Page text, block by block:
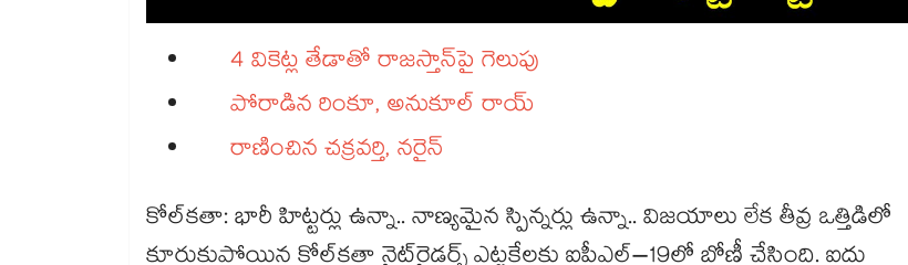
4 వికెట్ల తేడాతో రాజస్తాన్‌‌‌‌‌‌‌‌‌‌‌‌‌‌‌‌‌‌‌‌‌‌‌‌‌‌‌‌‌‌‌‌‌‌‌‌‌‌‌‌‌‌‌‌‌‌‌‌‌‌‌‌‌‌‌‌‌‌‌‌‌‌‌‌‌‌‌‌‌‌‌‌‌‌‌‌‌‌‌‌‌‌‌‌‌‌‌‌‌‌‌‌‌‌‌‌‌‌‌‌‌‌‌‌‌‌‌‌‌‌‌‌‌‌‌‌‌‌‌‌‌‌‌‌‌‌‌‌పై గెలుపు
పోరాడిన రింకూ, అనుకూల్‌‌‌‌‌‌‌‌‌‌‌‌‌‌‌‌‌‌‌‌‌‌‌‌‌‌‌‌‌‌‌‌‌‌‌‌‌‌‌‌‌‌‌‌‌‌‌‌‌‌‌‌‌‌‌‌‌‌‌‌‌‌‌‌‌‌‌‌‌‌‌‌‌‌‌‌‌‌‌‌‌‌‌‌‌‌‌‌‌‌‌‌‌‌‌‌‌‌‌‌‌‌‌‌‌‌‌‌‌‌‌‌‌‌‌‌‌‌‌‌‌‌‌‌‌‌‌‌ రాయ్‌‌‌‌‌‌‌‌‌‌‌‌‌‌‌‌‌‌‌‌‌‌‌‌‌‌‌‌‌‌‌‌‌‌‌‌‌‌‌‌‌‌‌‌‌‌‌‌‌‌‌‌‌‌‌‌‌‌‌‌‌‌‌‌‌‌‌‌‌‌‌‌‌‌‌‌‌‌‌‌‌‌‌‌‌‌‌‌‌‌‌‌‌‌‌‌‌‌‌‌‌‌‌‌‌‌‌‌‌‌‌‌‌‌‌‌‌‌‌‌‌‌‌‌‌‌‌‌
రాణించిన చక్రవర్తి, నరైన్
కోల్‌‌‌‌‌‌‌‌‌‌‌‌‌‌‌‌‌‌‌‌‌‌‌‌‌‌‌‌‌‌‌‌‌‌‌‌‌‌‌‌‌‌‌‌‌‌‌‌‌‌‌‌‌‌‌‌‌‌‌‌‌‌‌‌‌‌‌‌‌‌‌‌‌‌‌‌‌‌‌‌‌‌‌‌‌‌‌‌‌‌‌‌‌‌‌‌‌‌‌‌‌‌‌‌‌‌‌‌‌‌‌‌‌‌‌‌‌‌‌‌‌‌‌‌‌‌‌‌కతా: భారీ హిట్టర్లు ఉన్నా.. నాణ్యమైన స్పిన్నర్లు ఉన్నా.. విజయాలు లేక తీవ్ర ఒత్తిడిలో